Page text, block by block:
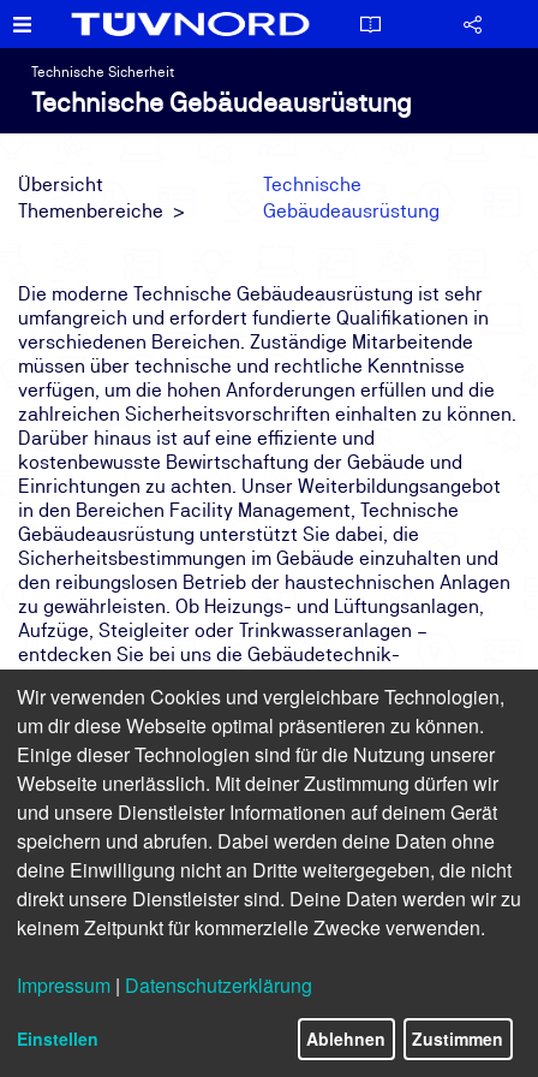
Technische Sicherheit
Technische Gebäudeausrüstung
Übersicht
Themenbereiche
Technische
Gebäudeausrüstung
Die moderne Technische Gebäudeausrüstung ist sehr
umfangreich und erfordert fundierte Qualifikationen in
verschiedenen Bereichen. Zuständige Mitarbeitende
müssen über technische und rechtliche Kenntnisse
verfügen, um die hohen Anforderungen erfüllen und die
zahlreichen Sicherheitsvorschriften einhalten zu können.
Darüber hinaus ist auf eine effiziente und
kostenbewusste Bewirtschaftung der Gebäude und
Einrichtungen zu achten. Unser Weiterbildungsangebot
in den Bereichen Facility Management, Technische
Gebäudeausrüstung unterstützt Sie dabei, die
Sicherheitsbestimmungen im Gebäude einzuhalten und
den reibungslosen Betrieb der haustechnischen Anlagen
zu gewährleisten. Ob Heizungs- und Lüftungsanlagen,
Aufzüge, Steigleiter oder Trinkwasseranlagen –
entdecken Sie bei uns die Gebäudetechnik-
Ihre Ansprechpartner
Mein Name istMaike Dittberner
weiter
Wir verwenden Cookies und vergleichbare Technologien,
um dir diese Webseite optimal präsentieren zu können.
Einige dieser Technologien sind für die Nutzung unserer
Webseite unerlässlich. Mit deiner Zustimmung dürfen wir
und unsere Dienstleister Informationen auf deinem Gerät
speichern und abrufen. Dabei werden deine Daten ohne
deine Einwilligung nicht an Dritte weitergegeben, die nicht
direkt unsere Dienstleister sind. Deine Daten werden wir zu
keinem Zeitpunkt für kommerzielle Zwecke verwenden.
Impressum | Datenschutzerklärung
Einstellen Ablehnen Zustimmen